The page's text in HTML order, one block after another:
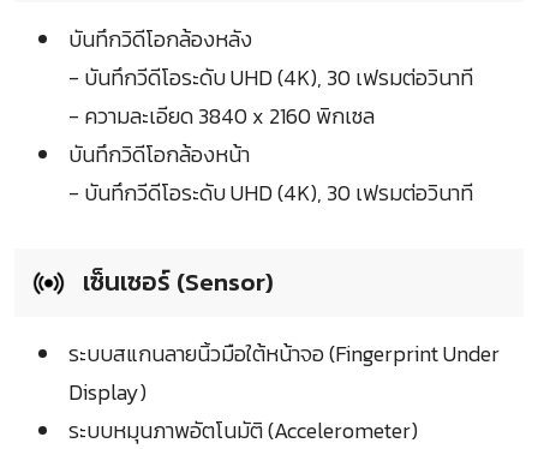
บันทึกวิดีโอกล้องหลัง
- บันทึกวีดีโอระดับ UHD (4K), 30 เฟรมต่อวินาที
- ความละเอียด 3840 x 2160 พิกเซล
บันทึกวิดีโอกล้องหน้า
- บันทึกวีดีโอระดับ UHD (4K), 30 เฟรมต่อวินาที
เซ็นเซอร์ (Sensor)
ระบบสแกนลายนิ้วมือใต้หน้าจอ (Fingerprint Under
Display)
ระบบหมุนภาพอัตโนมัติ (Accelerometer)